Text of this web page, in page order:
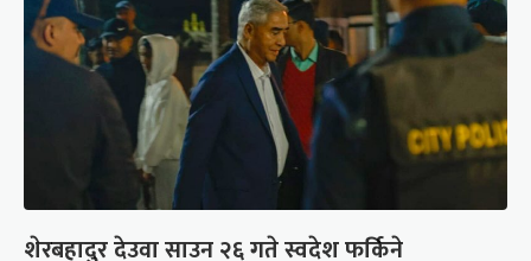
शेरबहादुर देउवा साउन २६ गते स्वदेश फर्किने